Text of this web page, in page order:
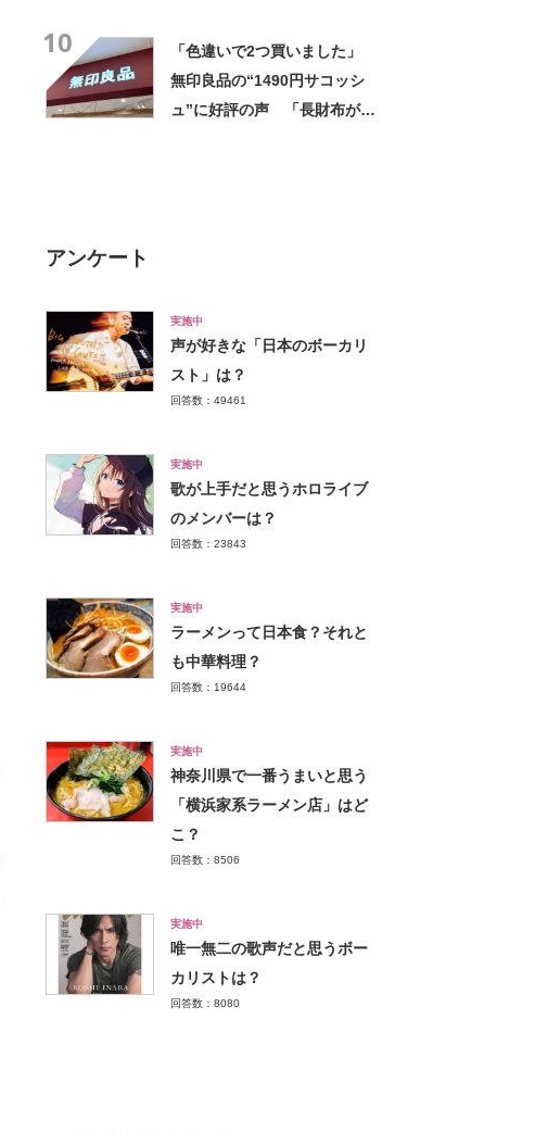
10
「色違いで2つ買いました」
無印良品の“1490円サコッシ
ュ”に好評の声 「長財布が横
アンケート
実施中
声が好きな「日本のボーカリ
スト」は？
回答数：49461
実施中
歌が上手だと思うホロライブ
のメンバーは？
回答数：23843
実施中
ラーメンって日本食？それと
も中華料理？
回答数：19644
実施中
神奈川県で一番うまいと思う
「横浜家系ラーメン店」はど
こ？
回答数：8506
実施中
唯一無二の歌声だと思うボー
カリストは？
回答数：8080